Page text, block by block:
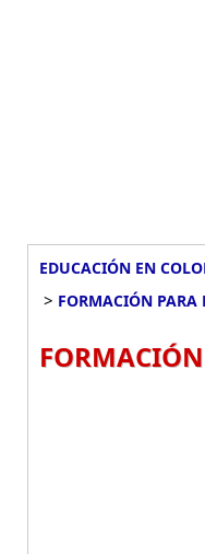
EDUCACIÓN EN
> FORMACIÓN PARA